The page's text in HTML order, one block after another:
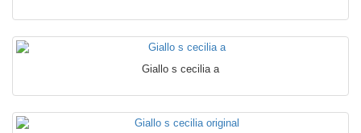
Giallo s cecilia a